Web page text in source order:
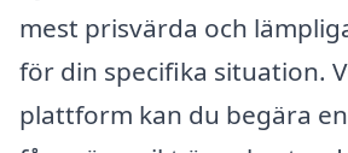
mest prisvärda och
för din specifika situation.
plattform kan du begära